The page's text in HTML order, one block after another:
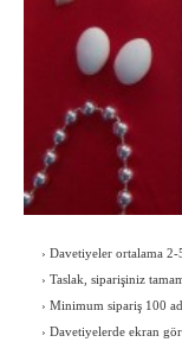
› Davetiyeler ortalama 2-
› Taslak, siparişiniz
› Minimum sipariş 100
› Davetiyelerde ekran